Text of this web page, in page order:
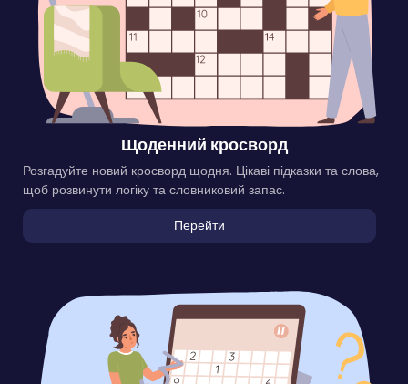
Щоденний кросворд
Розгадуйте новий кросворд щодня. Цікаві підказки та слова,
щоб розвинути логіку та словниковий запас.
Перейти